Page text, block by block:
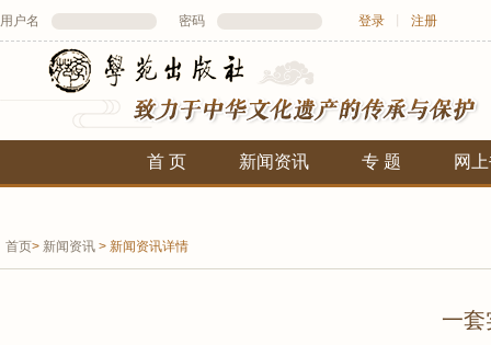
用户名 密码 登录 注册
首 页 新闻资讯 专 题 网
首页> 新闻资讯 > 新闻资讯详情
一套